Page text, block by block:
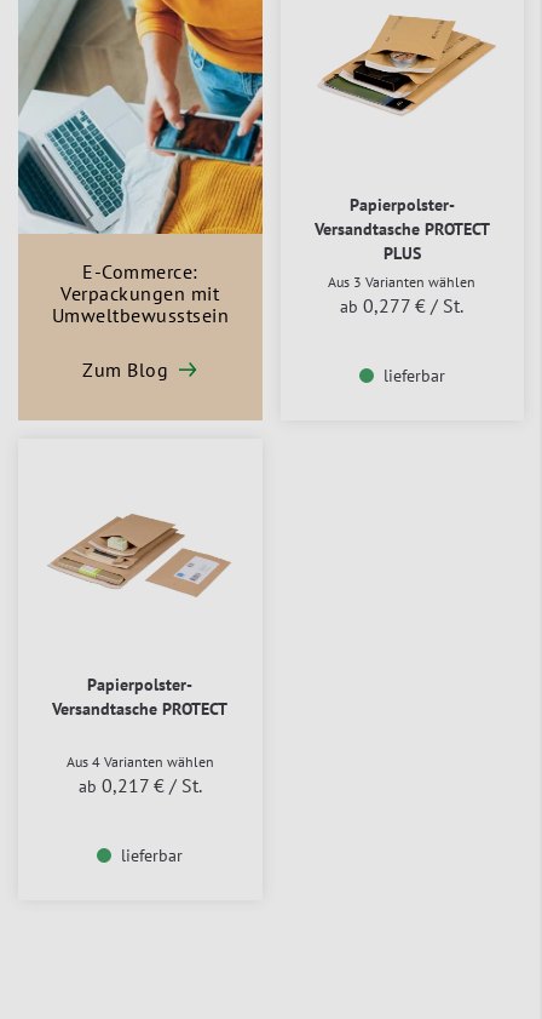
E-Commerce:
Verpackungen mit
Umweltbewusstsein
Zum Blog
Papierpolster-
Versandtasche PROTECT
PLUS
Aus 3 Varianten wählen
ab 0,277 € / St.
lieferbar
Papierpolster-
Versandtasche PROTECT
Aus 4 Varianten wählen
ab 0,217 € / St.
lieferbar